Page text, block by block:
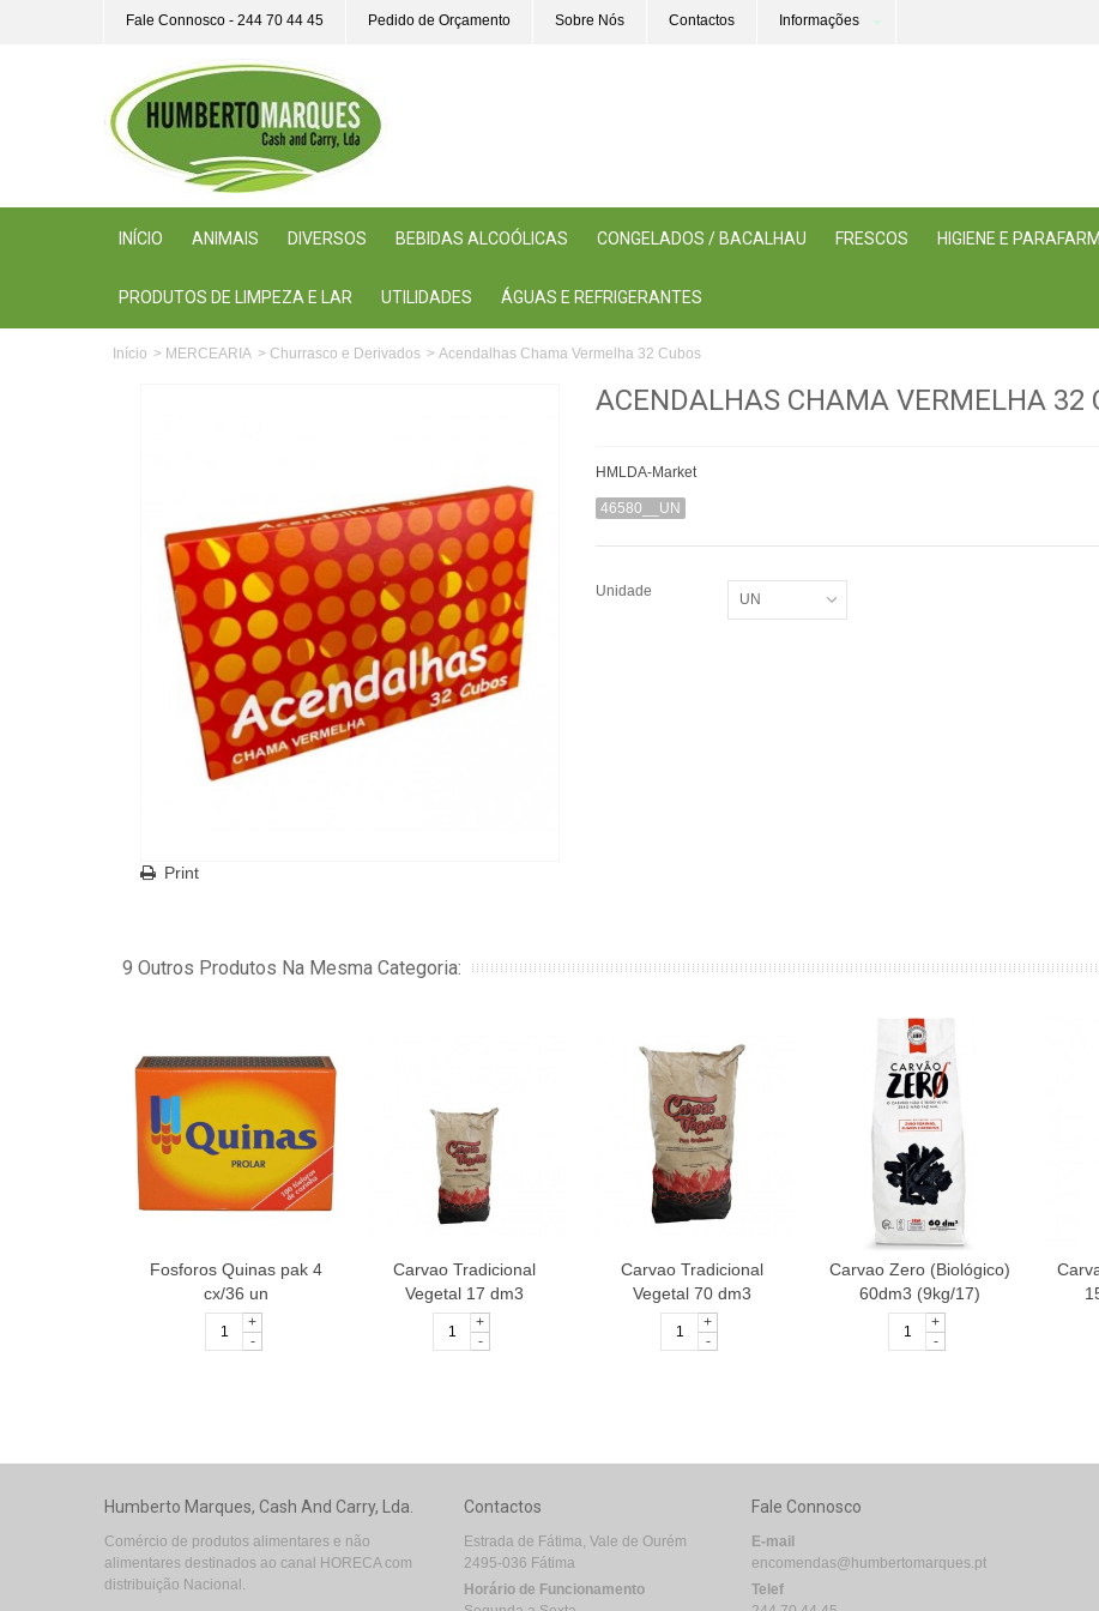
Fale Connosco - 244 70 44 45 Pedido de Orçamento Sobre Nós Contactos Informações
INÍCIO ANIMAIS DIVERSOS BEBIDAS ALCOÓLICAS CONGELADOS / BACALHAU FRESCOS HIGIENE E
PRODUTOS DE LIMPEZA E LAR UTILIDADES ÁGUAS E REFRIGERANTES
Início > MERCEARIA > Churrasco e Derivados > Acendalhas Chama Vermelha 32 Cubos
Print
ACENDALHAS CHAMA VERMELHA 32
HMLDA-Market
46580__UN
Unidade UN
9 Outros Produtos Na Mesma Categoria:
Fosforos Quinas pak 4
cx/36 un
-
+
Carvao Tradicional
Vegetal 17 dm3
-
+
Carvao Tradicional
Vegetal 70 dm3
-
+
Carvao Zero (Biológico)
60dm3 (9kg/17)
-
+
Humberto Marques, Cash And Carry, Lda.
Comércio de produtos alimentares e não
alimentares destinados ao canal HORECA com
distribuição Nacional.
Contactos
Estrada de Fátima, Vale de Ourém
2495-036 Fátima
Horário de Funcionamento
Fale Connosco
E-mail
encomendas@humbertomarques.pt
Telef